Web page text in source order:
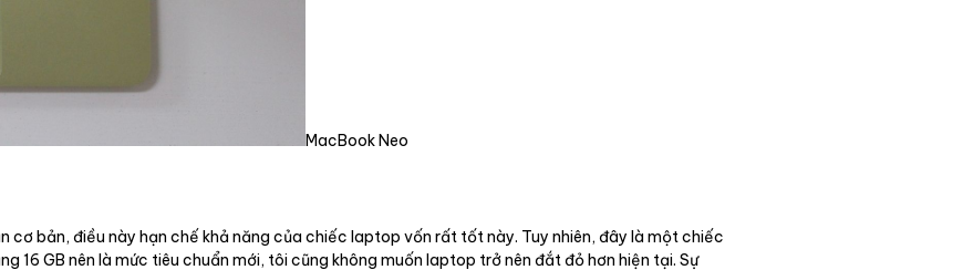
MacBook Neo
cơ bản, điều này hạn chế khả năng của chiếc laptop vốn rất tốt này. Tuy nhiên, đây là một chiếc
16 GB nên là mức tiêu chuẩn mới, tôi cũng không muốn laptop trở nên đắt đỏ hơn hiện tại. Sự